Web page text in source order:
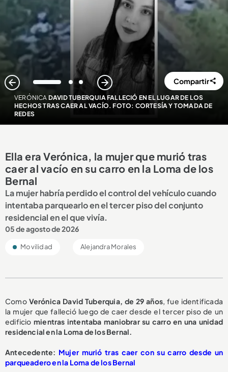
VERÓNICA DAVID TUBERQUIA FALLECIÓ EN EL LUGAR DE LOS
HECHOS TRAS CAER AL VACÍO. FOTO: CORTESÍA Y TOMADA DE
REDES
1 2 3 Compartir
Ella era Verónica, la mujer que murió tras
caer al vacío en su carro en la Loma de los
Bernal
La mujer habría perdido el control del vehículo cuando
intentaba parquearlo en el tercer piso del conjunto
residencial en el que vivía.
05 de agosto de 2026
Movilidad Alejandra Morales
Como Verónica David Tuberquia, de 29 años, fue identificada
la mujer que falleció luego de caer desde el tercer piso de un
edificio mientras intentaba maniobrar su carro en una unidad
residencial en la Loma de los Bernal.
Antecedente: Mujer murió tras caer con su carro desde un
parqueadero en la Loma de los Bernal